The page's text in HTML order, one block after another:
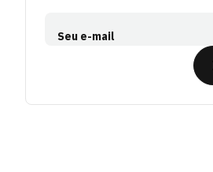
Seu e-mail